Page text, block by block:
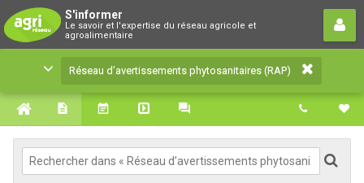
S'informer
Le savoir et l'expertise du réseau agricole et
agroalimentaire
Réseau d’avertissements
phytosanitaires (RAP)
Le savoir et l'expertise du réseau agricole et
agroalimentaire
Réseau d’avertissements phytosanitaires (RAP)